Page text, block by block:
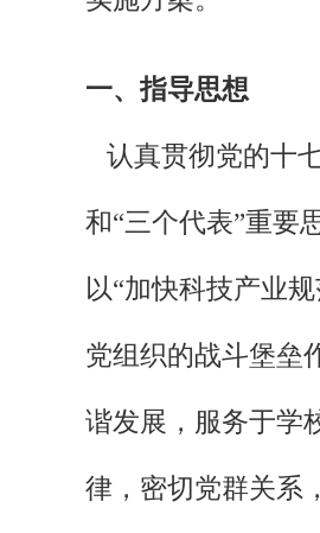
一、指导思想
认真贯彻党的十
和“三个代表”重要
以“加快科技产业
党组织的战斗堡垒
谐发展，服务于学
律，密切党群关系